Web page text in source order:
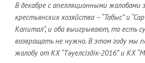
В декабре с апелляционными жалобами
крестьянских хозяйства – “Табыс” и
Капитал”, и оба выигрывают, то есть
возвращать не нужно. В этом году мы
жалобу от КХ “Тәуелсіздік-2016” и КХ